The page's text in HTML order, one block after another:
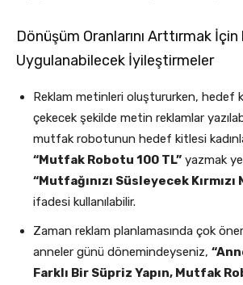
Dönüşüm Oranlarını Arttırmak İçin
Uygulanabilecek İyileştirmeler
Reklam metinleri oluştururken, hedef
çekecek şekilde metin reklamlar
mutfak robotunun hedef kitlesi
“Mutfak Robotu 100 TL” yazmak
“Mutfağınızı Süsleyecek
ifadesi kullanılabilir.
Zaman reklam planlamasında çok
anneler günü dönemindeyseniz,
Farklı Bir Süpriz Yapın, Mutfak